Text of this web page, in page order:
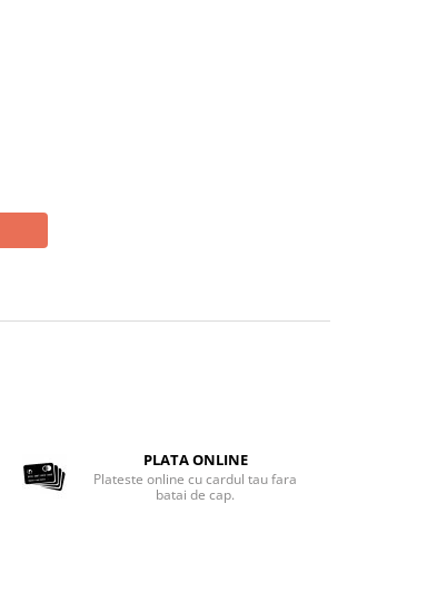
PLATA ONLINE
Plateste online cu cardul tau fara
batai de cap.